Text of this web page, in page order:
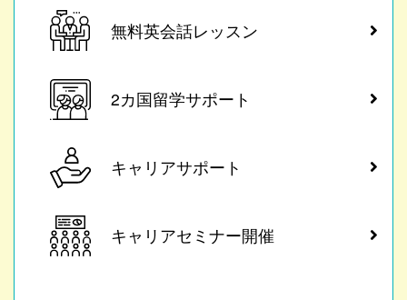
無料英会話レッスン
2カ国留学サポート
キャリアサポート
キャリアセミナー開催